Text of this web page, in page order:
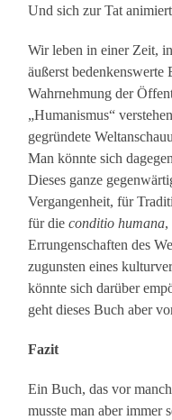
Und sich zur Tat
Wir leben in einer Zeit,
äußerst bedenkenswerte
Wahrnehmung der
„Humanismus“
gegründete
Man könnte sich
Dieses ganze
Vergangenheit, für
für dieconditio humana,
Errungenschaften des
zugunsten eines
könnte sich darüber
geht dieses Buch aber
Fazit
Ein Buch, das vor
musste man aber immer